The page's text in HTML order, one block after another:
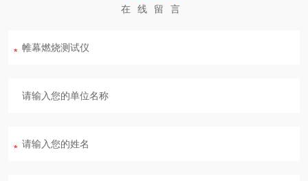
在线留言